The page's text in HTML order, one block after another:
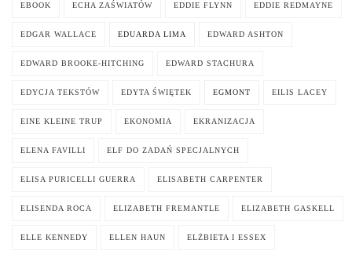
EBOOK ECHA ZAŚWIATÓW EDDIE FLYNN EDDIE REDMAYNE
EDGAR WALLACE EDUARDA LIMA EDWARD ASHTON
EDWARD BROOKE-HITCHING EDWARD STACHURA
EDYCJA TEKSTÓW EDYTA ŚWIĘTEK EGMONT EILIS LACEY
EINE KLEINE TRUP EKONOMIA EKRANIZACJA
ELENA FAVILLI ELF DO ZADAŃ SPECJALNYCH
ELISA PURICELLI GUERRA ELISABETH CARPENTER
ELISENDA ROCA ELIZABETH FREMANTLE ELIZABETH GASKELL
ELLE KENNEDY ELLEN HAUN ELŻBIETA I ESSEX